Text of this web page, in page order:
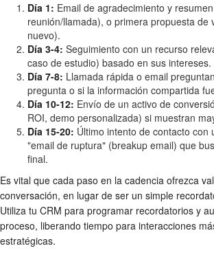
Día 1: Email de agradecimiento y
reunión/llamada), o primera propuesta de
nuevo).
Día 3-4: Seguimiento con un recurso
caso de estudio) basado en sus intereses.
Día 7-8: Llamada rápida o email
pregunta o si la información compartida
Día 10-12: Envío de un activo de
ROI, demo personalizada) si muestran
Día 15-20: Último intento de contacto con
"email de ruptura" (breakup email) que
final.
Es vital que cada paso en la cadencia ofrezca
conversación, en lugar de ser un simple
Utiliza tu CRM para programar recordatorios y
proceso, liberando tiempo para interacciones
estratégicas.